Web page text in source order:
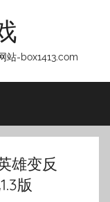
站-box1413.com
雄变反
版